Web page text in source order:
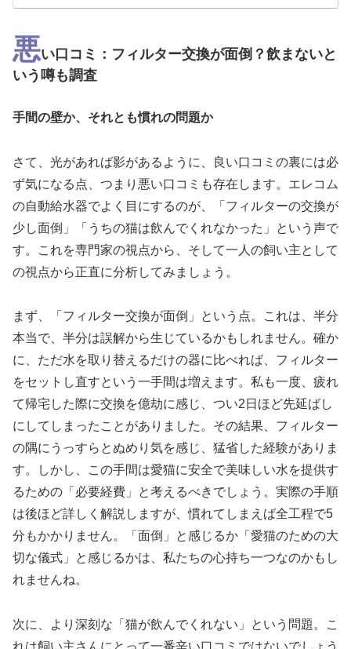
悪い口コミ：フィルター交換が面倒？飲まないと
いう噂も調査
手間の壁か、それとも慣れの問題か
さて、光があれば影があるように、良い口コミの裏には必
ず気になる点、つまり悪い口コミも存在します。エレコム
の自動給水器でよく目にするのが、「フィルターの交換が
少し面倒」「うちの猫は飲んでくれなかった」という声で
す。これを専門家の視点から、そして一人の飼い主として
の視点から正直に分析してみましょう。
まず、「フィルター交換が面倒」という点。これは、半分
本当で、半分は誤解から生じているかもしれません。確か
に、ただ水を取り替えるだけの器に比べれば、フィルター
をセットし直すという一手間は増えます。私も一度、疲れ
て帰宅した際に交換を億劫に感じ、つい2日ほど先延ばし
にしてしまったことがありました。その結果、フィルター
の隅にうっすらとぬめり気を感じ、猛省した経験がありま
す。しかし、この手間は愛猫に安全で美味しい水を提供す
るための「必要経費」と考えるべきでしょう。実際の手順
は後ほど詳しく解説しますが、慣れてしまえば全工程で5
分もかかりません。「面倒」と感じるか「愛猫のための大
切な儀式」と感じるかは、私たちの心持ち一つなのかもし
れませんね。
次に、より深刻な「猫が飲んでくれない」という問題。こ